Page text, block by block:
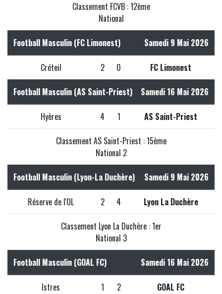
Classement FCVB : 12ème
National
Football Masculin (FC Limonest) Samedi 9 Mai 2026
Créteil 2 0 FC Limonest
Football Masculin (AS Saint-Priest) Samedi 16 Mai 2026
Hyères 4 1 AS Saint-Priest
Classement AS Saint-Priest : 15ème
National 2
Football Masculin (Lyon-La Duchère) Samedi 9 Mai 2026
Réserve de l'OL 2 4 Lyon La Duchère
Classement Lyon La Duchère : 1er
National 3
Football Masculin (GOAL FC) Samedi 16 Mai 2026
Istres 1 2 GOAL FC